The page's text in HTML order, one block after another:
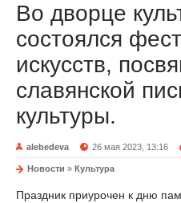
Во дворце
состоялся
искусств,
славянской
культуры.
alebedeva 26 мая 2023, 13:16
Новости » Культура
Праздник приурочен к дню